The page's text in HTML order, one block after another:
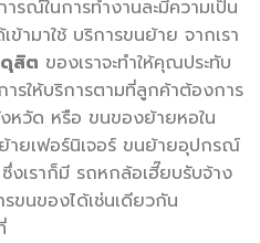
รณ์ในการทำงานละมีความเป็น
ข้ามาใช้ บริการขนย้าย จากเรา
สิต ของเราจะทำให้คุณประทับ
รให้บริการตามที่ลูกค้าต้องการ
หวัด หรือ ขนของย้ายหอใน
ยเฟอร์นิเจอร์ ขนย้ายอุปกรณ์
งเราก็มี รถหกล้อเฮี๊ยบรับจ้าง
ขนของได้เช่นเดียวกัน